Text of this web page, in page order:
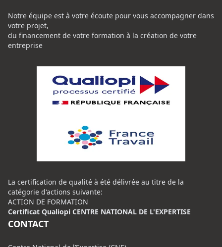
Notre équipe est à votre écoute pour vous accompagner dans
votre projet,
du financement de votre formation à la création de votre
entreprise
La certification de qualité à été délivrée au titre de la
catégorie d'actions suivante:
ACTION DE FORMATION
Certificat Qualiopi CENTRE NATIONAL DE L'EXPERTISE
CONTACT